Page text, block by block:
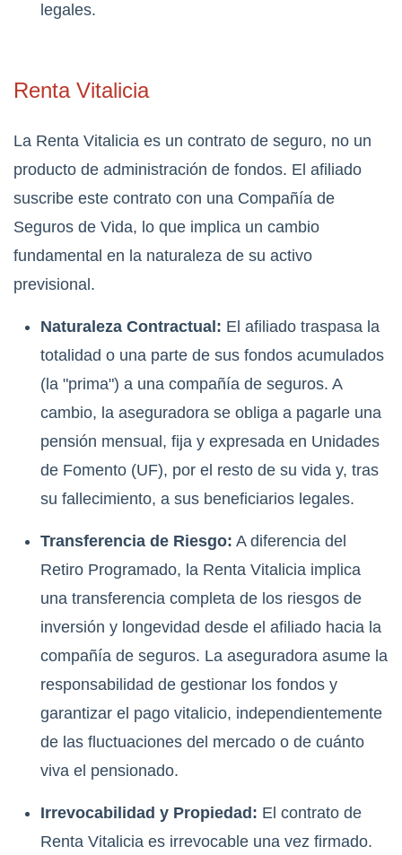
legales.
Renta Vitalicia
La Renta Vitalicia es un contrato de seguro, no un
producto de administración de fondos. El afiliado
suscribe este contrato con una Compañía de
Seguros de Vida, lo que implica un cambio
fundamental en la naturaleza de su activo
previsional.
Naturaleza Contractual: El afiliado traspasa la
totalidad o una parte de sus fondos acumulados
(la "prima") a una compañía de seguros. A
cambio, la aseguradora se obliga a pagarle una
pensión mensual, fija y expresada en Unidades
de Fomento (UF), por el resto de su vida y, tras
su fallecimiento, a sus beneficiarios legales.
Transferencia de Riesgo: A diferencia del
Retiro Programado, la Renta Vitalicia implica
una transferencia completa de los riesgos de
inversión y longevidad desde el afiliado hacia la
compañía de seguros. La aseguradora asume la
responsabilidad de gestionar los fondos y
garantizar el pago vitalicio, independientemente
de las fluctuaciones del mercado o de cuánto
viva el pensionado.
Irrevocabilidad y Propiedad: El contrato de
Renta Vitalicia es irrevocable una vez firmado.